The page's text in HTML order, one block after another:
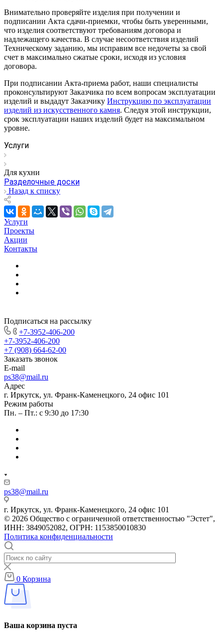
Внимательно проверяйте изделия при получении и
подписании Акта сдачи-приемки, чтобы быть уверенными,
что изделия соответствуют требованиям договора и
надлежащего качества. В случае несоответствия изделий
Техническому заданию, мы исправим все недочеты за свой
счет в максимально сжатые сроки, исходя из условия
договора.
При подписании Акта-приема работ, наши специалисты
проконсультируют Заказчика по всем вопросам эксплуатации
изделий и выдадут Заказчику Инструкцию по эксплуатации
изделий из искусственного камня. Следуя этой инструкции,
срок эксплуатации наших изделий будет на максимальном
уровне.
Услуги
Для кухни
Разделочные доски
Назад к списку
Услуги
Проекты
Акции
Контакты
Подписаться на рассылку
+7-3952-406-200
+7-3952-406-200
+7 (908) 664-62-00
Заказать звонок
E-mail
ps38@mail.ru
Адрес
г. Иркутск, ул. Франк-Каменецкого, 24 офис 101
Режим работы
Пн. – Пт.: с 9:30 до 17:30
ps38@mail.ru
г. Иркутск, ул. Франк-Каменецкого, 24 офис 101
© 2026 Общество с ограниченной ответственностью "Эстет",
ИНН: 3849052082, ОГРН: 1153850010830
Политика конфиденциальности
0 Корзина
Ваша корзина пуста